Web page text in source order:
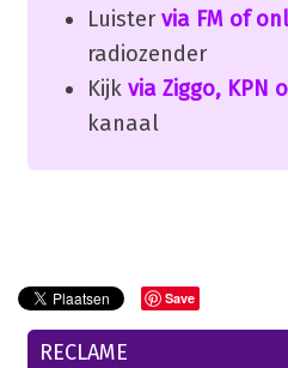
Luister via FM of
radiozender
Kijk via Ziggo, KPN
kanaal
Save
RECLAME